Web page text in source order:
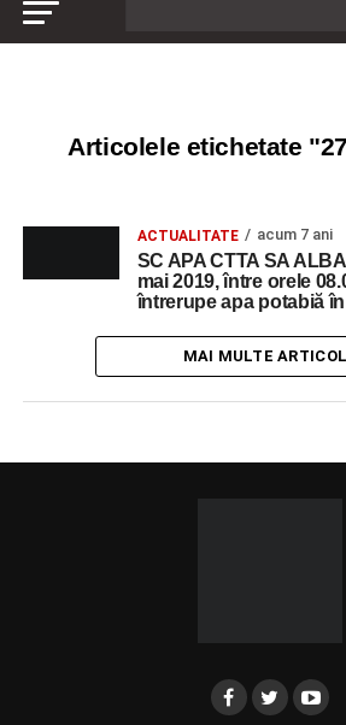
Articolele etichetate
ACTUALITATE acum 7 ani
SC APA CTTA SA
mai 2019, între orele
întrerupe apa potabiă
MAI MULTE